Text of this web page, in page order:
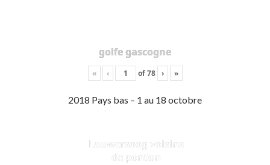
golfe gascogne
« ‹ of78 › »
2018 Pays bas – 1 au 18 octobre
Lauwersoog voisins
de ponton